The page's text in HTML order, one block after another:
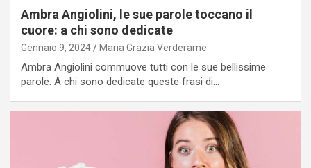
Ambra Angiolini, le sue parole toccano il
cuore: a chi sono dedicate
Gennaio 9, 2024 Maria Grazia Verderame
Ambra Angiolini commuove tutti con le sue bellissime
parole. A chi sono dedicate queste frasi di…